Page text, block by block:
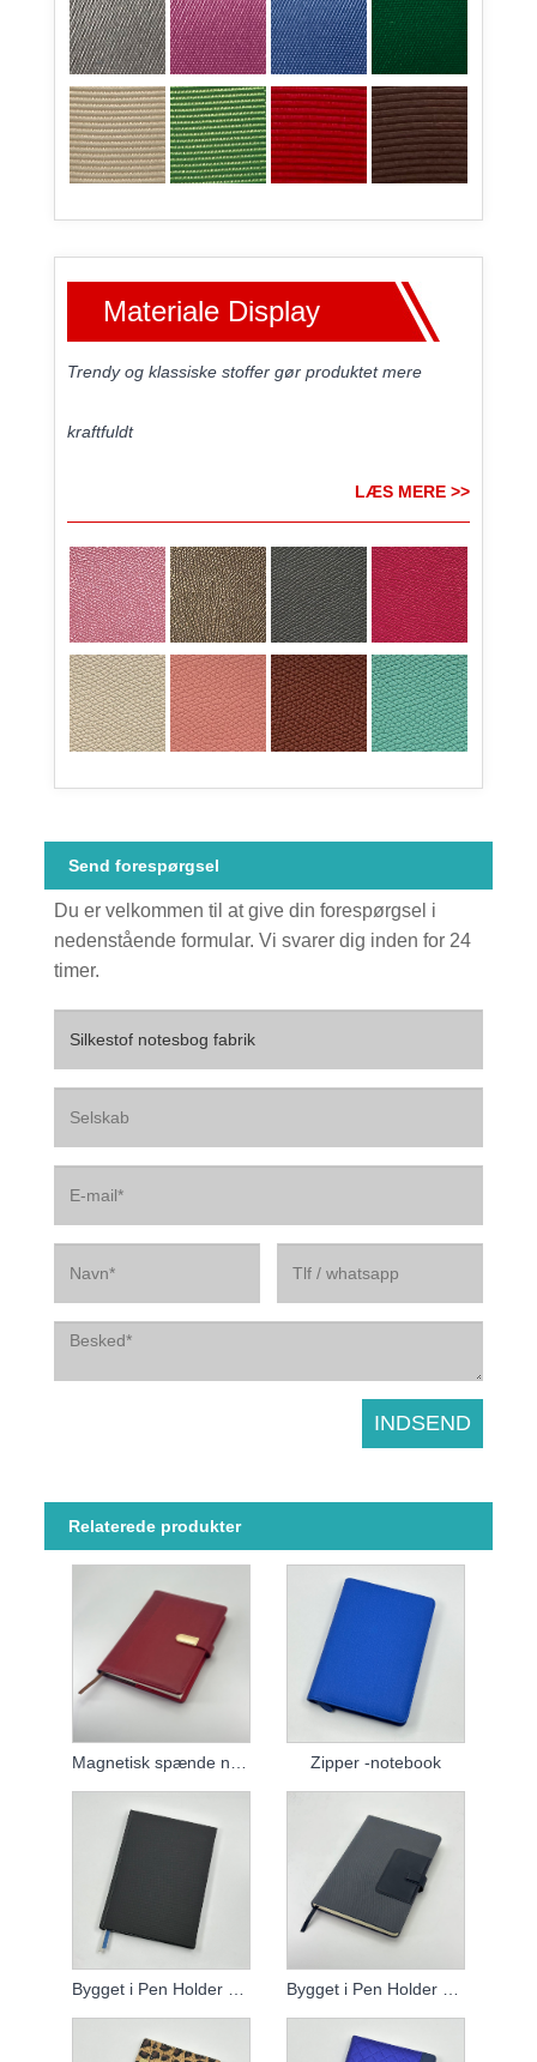
Materiale Display
Trendy og klassiske stoffer gør produktet mere
kraftfuldt
LÆS MERE >>
Send forespørgsel
Du er velkommen til at give din forespørgsel i
nedenstående formular. Vi svarer dig inden for 24
timer.
Relaterede produkter
Zipper -notebook